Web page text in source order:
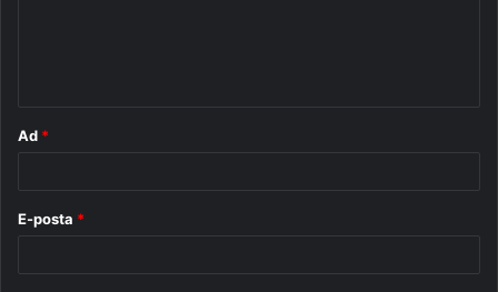
Ad *
E-posta *